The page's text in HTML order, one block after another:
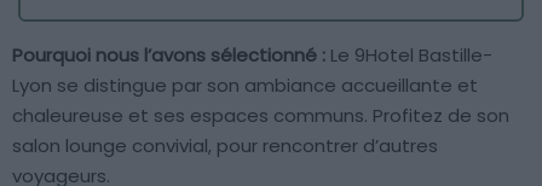
Pourquoi nous l’avons sélectionné : Le 9Hotel Bastille-
Lyon se distingue par son ambiance accueillante et
chaleureuse et ses espaces communs. Profitez de son
salon lounge convivial, pour rencontrer d’autres
voyageurs.